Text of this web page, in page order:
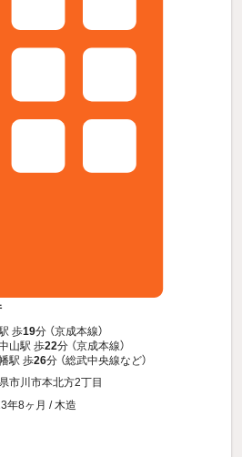
歩19分 （京成本線）
山駅 歩22分 （京成本線）
駅 歩26分 （総武中央線など）
市川市本北方2丁目
年8ヶ月 / 木造